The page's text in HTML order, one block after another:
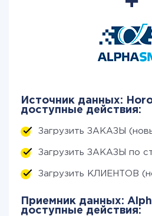
Источник данных:
доступные действия:
Загрузить ЗАКАЗЫ
Загрузить ЗАКАЗЫ по
Загрузить КЛИЕНТОВ
Приемник данных:
доступные действия: